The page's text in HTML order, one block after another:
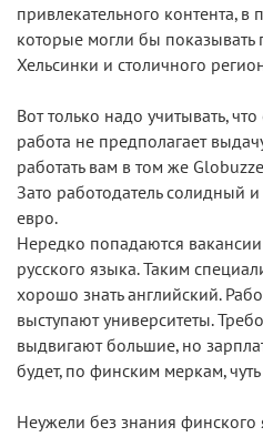
привлекательного контента, в
которые могли бы показывать
Хельсинки и столичного
Вот только надо учитывать,
работа не предполагает
работать вам в том же
Зато работодатель солидный
евро.
Нередко попадаются
русского языка. Таким
хорошо знать английский.
выступают университеты.
выдвигают большие, но
будет, по финским меркам,
Неужели без знания финского